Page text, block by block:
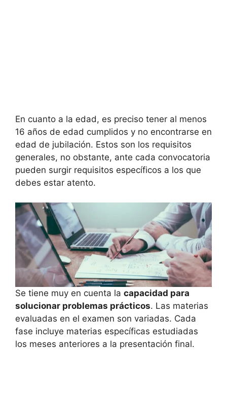
En cuanto a la edad, es preciso tener al menos
16 años de edad cumplidos y no encontrarse en
edad de jubilación. Estos son los requisitos
generales, no obstante, ante cada convocatoria
pueden surgir requisitos específicos a los que
debes estar atento.
Se tiene muy en cuenta la capacidad para
solucionar problemas prácticos. Las materias
evaluadas en el examen son variadas. Cada
fase incluye materias específicas estudiadas
los meses anteriores a la presentación final.